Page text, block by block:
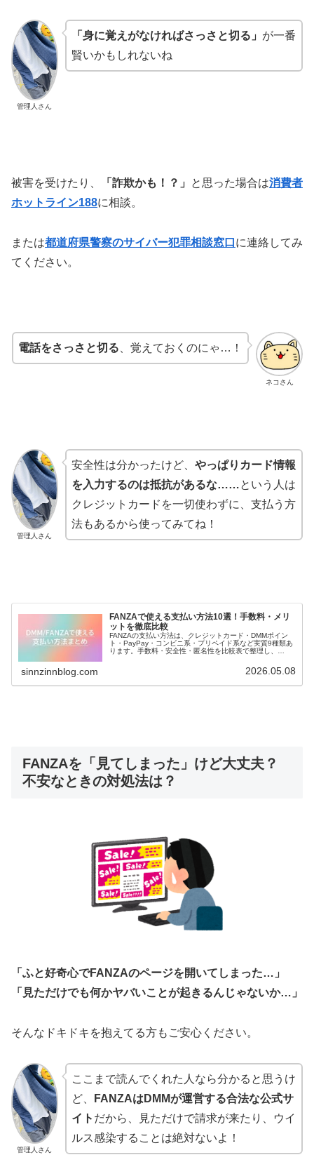
管理人さん
「身に覚えがなければさっさと切る」 が一番
賢いかもしれないね
被害を受けたり、 「詐欺かも！？」 と思った場合は消費者
ホットライン188に相談。
または都道府県警察のサイバー犯罪相談窓口 に連絡してみ
てください。
ネコさん
電話をさっさと切る 、覚えておくのにゃ…！
管理人さん
安全性は分かったけど、 やっぱりカード情報
を入力するのは抵抗があるな……という人は
クレジットカードを一切使わずに、支払う方
法もあるから使ってみてね！
FANZAで使える支払い方法10選！手数料・メリ
ットを徹底比較
FANZAの支払い方法は、クレジットカード・DMMポイン
ト・PayPay・コンビニ系・プリペイド系など実質9種類あ
ります。手数料・安全性・匿名性を比較表で整理し、
sinnzinnblog.com 2026.05.08
FANZAを「見てしまった」けど大丈夫？
不安なときの対処法は？
「ふと好奇心でFANZAのページを開いてしまった…」
「見ただけでも何かヤバいことが起きるんじゃないか…」
そんなドキドキを抱えてる方もご安心ください。
管理人さん
ここまで読んでくれた人なら分かると思うけ
ど、
FANZAはDMMが運営する合法な公式サ
イト だから、見ただけで請求が来たり、ウイ
ルス感染することは絶対ないよ！